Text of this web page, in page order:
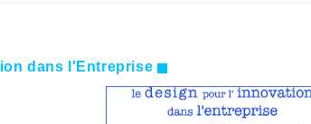
dans l'Entreprise